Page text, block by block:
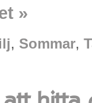
»
, Sommar,